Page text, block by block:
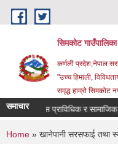
Skip to main content
सिमकोट गाउँपालिका
कर्णली प्रदेश,नेपाल
"उच्च हिमाली,
समृद्ध हाम्रो सिमकोट
समाचार
You are here
Home » खानेपानी सरसफाई तथा